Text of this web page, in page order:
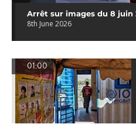
Arrêt sur images du 8 juin
8th June 2026
01:00